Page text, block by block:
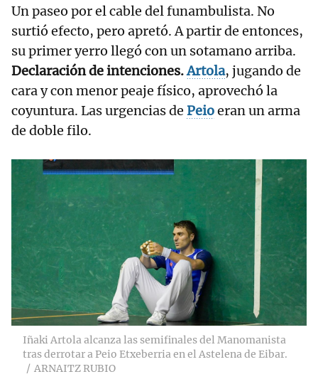
Un paseo por el cable del funambulista. No
surtió efecto, pero apretó. A partir de entonces,
su primer yerro llegó con un sotamano arriba.
Declaración de intenciones.Artola, jugando de
cara y con menor peaje físico, aprovechó la
coyuntura. Las urgencias de Peioeran un arma
de doble filo.
Iñaki Artola alcanza las semifinales del Manomanista
tras derrotar a Peio Etxeberria en el Astelena de Eibar.
ARNAITZ RUBIO